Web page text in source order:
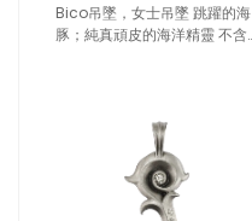
Bico吊墜，女士吊墜 跳躍的海
豚；純真頑皮的海洋精靈 不含